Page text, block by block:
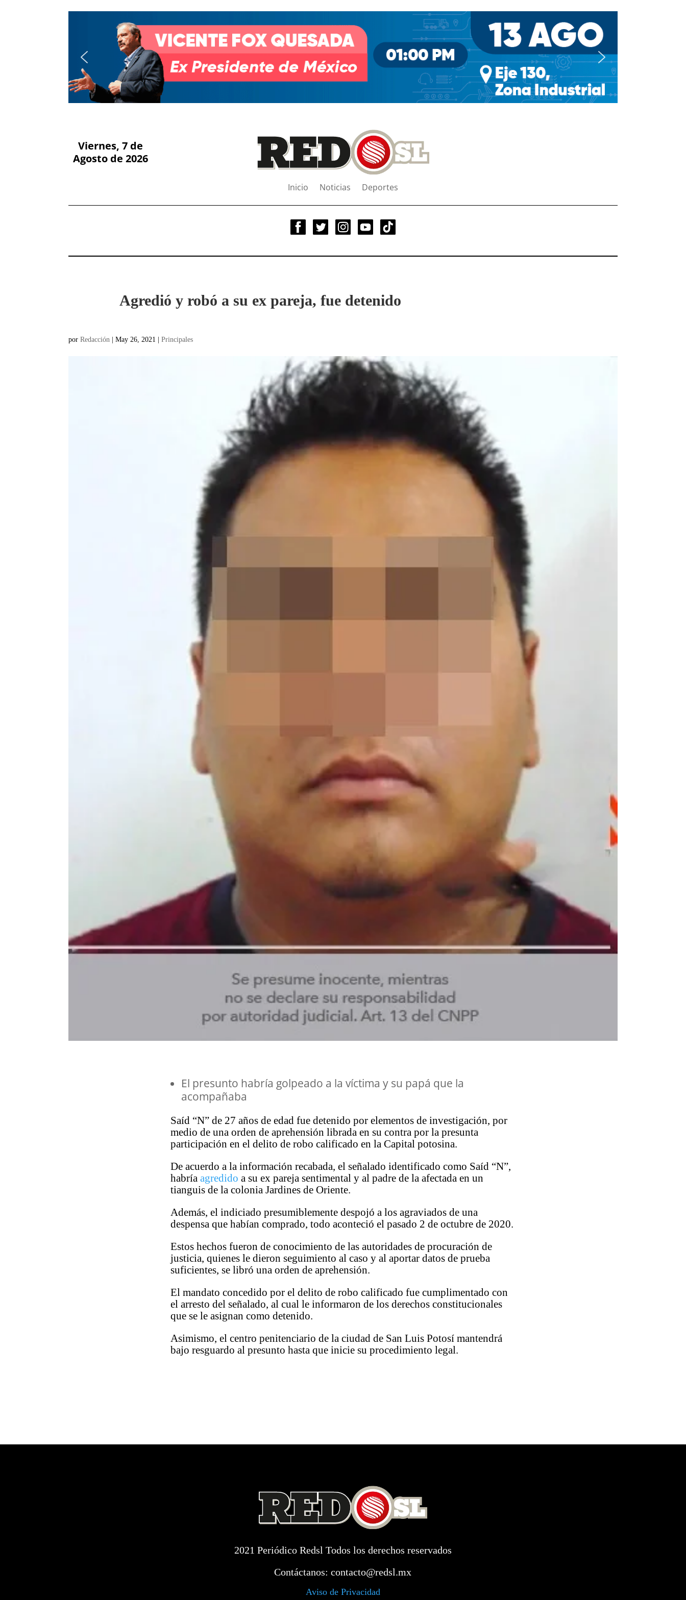
Viernes, 7 de
Agosto de 2026
Inicio Noticias Deportes
Agredió y robó a su ex pareja, fue detenido
porRedacción |May 26, 2021 |Principales
El presunto habría golpeado a la víctima y su papá que la
acompañaba
Saíd “N” de 27 años de edad fue detenido por elementos de investigación, por
medio de una orden de aprehensión librada en su contra por la presunta
participación en el delito de robo calificado en la Capital potosina.
De acuerdo a la información recabada, el señalado identificado como Saíd “N”,
habríaagredido a su ex pareja sentimental y al padre de la afectada en un
tianguis de la colonia Jardines de Oriente.
Además, el indiciado presumiblemente despojó a los agraviados de una
despensa que habían comprado, todo aconteció el pasado 2 de octubre de 2020.
Estos hechos fueron de conocimiento de las autoridades de procuración de
justicia, quienes le dieron seguimiento al caso y al aportar datos de prueba
suficientes, se libró una orden de aprehensión.
El mandato concedido por el delito de robo calificado fue cumplimentado con
el arresto del señalado, al cual le informaron de los derechos constitucionales
que se le asignan como detenido.
Asimismo, el centro penitenciario de la ciudad de San Luis Potosí mantendrá
bajo resguardo al presunto hasta que inicie su procedimiento legal.
2021 Periódico Redsl Todos los derechos reservados
Contáctanos:contacto@redsl.mx
Aviso de Privacidad